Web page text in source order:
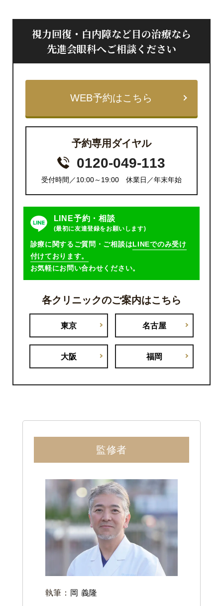
視力回復・白内障など目の治療なら
先進会眼科へご相談ください
WEB予約はこちら
予約専用ダイヤル
0120-049-113
受付時間／10:00～19:00 休業日／年末年始
診療に関するご質問・ご相談はLINEでのみ受け
付けております。
お気軽にお問い合わせください。
LINE予約・相談
(最初に友達登録をお願いします)
各クリニックのご案内はこちら
東京 名古屋
大阪 福岡
監修者
執筆： 岡 義隆